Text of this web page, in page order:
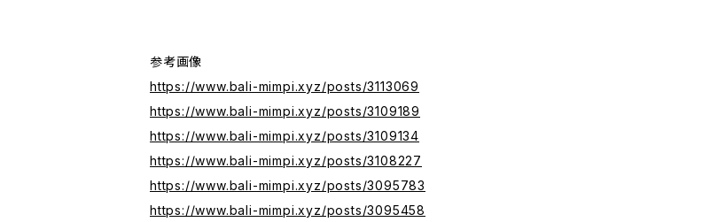
参考画像
https://www.bali-mimpi.xyz/posts/3113069
https://www.bali-mimpi.xyz/posts/3109189
https://www.bali-mimpi.xyz/posts/3109134
https://www.bali-mimpi.xyz/posts/3108227
https://www.bali-mimpi.xyz/posts/3095783
https://www.bali-mimpi.xyz/posts/3095458